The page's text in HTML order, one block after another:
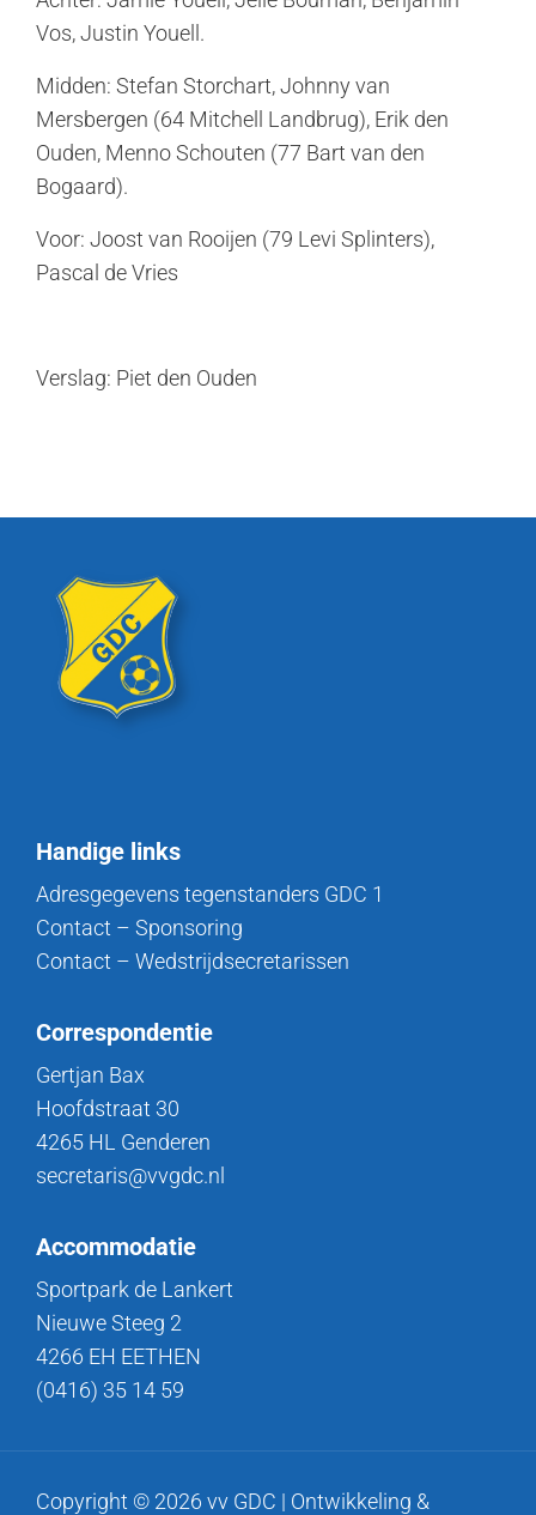
Vos, Justin Youell.
Midden: Stefan Storchart, Johnny van
Mersbergen (64 Mitchell Landbrug), Erik den
Ouden, Menno Schouten (77 Bart van den
Bogaard).
Voor: Joost van Rooijen (79 Levi Splinters),
Pascal de Vries
Verslag: Piet den Ouden
Handige links
Adresgegevens tegenstanders GDC 1
Contact – Sponsoring
Contact – Wedstrijdsecretarissen
Correspondentie
Gertjan Bax
Hoofdstraat 30
4265 HL Genderen
secretaris@vvgdc.nl
Accommodatie
Sportpark de Lankert
Nieuwe Steeg 2
4266 EH EETHEN
(0416) 35 14 59
Copyright © 2026 vv GDC | Ontwikkeling &